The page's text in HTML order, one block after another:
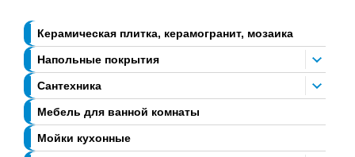
Керамическая плитка, керамогранит, мозаика
Напольные покрытия
Сантехника
Мебель для ванной комнаты
Мойки кухонные